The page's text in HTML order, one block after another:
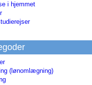
i hjemmet
(lønomlægning)